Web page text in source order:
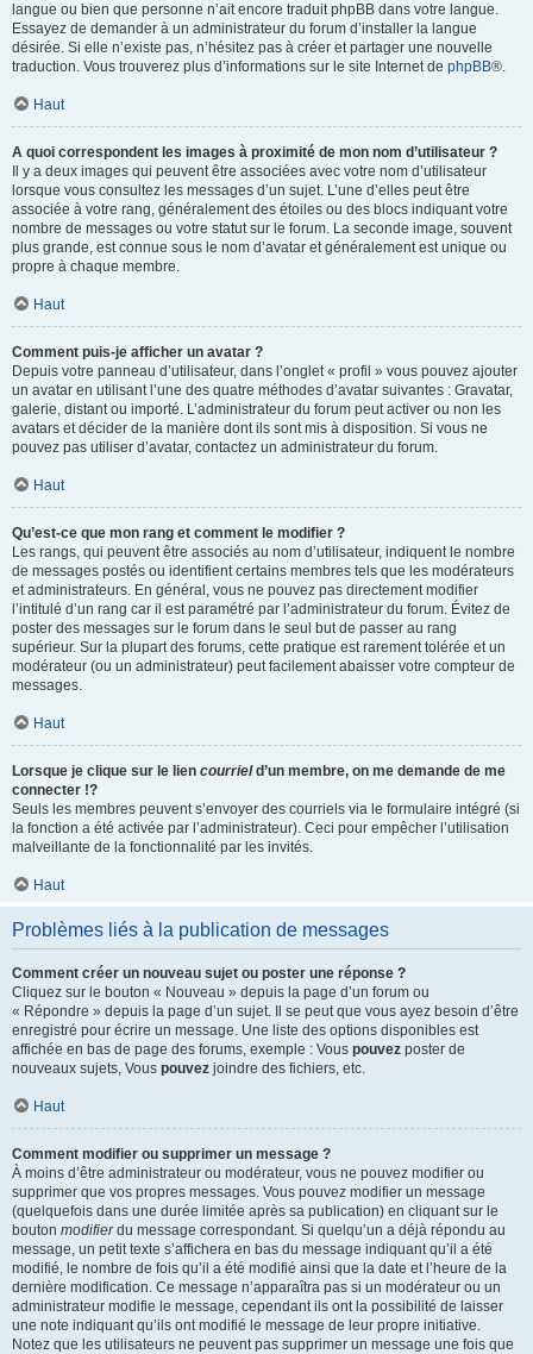
langue ou bien que personne n’ait encore traduit phpBB dans votre langue.
Essayez de demander à un administrateur du forum d’installer la langue
désirée. Si elle n’existe pas, n’hésitez pas à créer et partager une nouvelle
traduction. Vous trouverez plus d’informations sur le site Internet de phpBB®.
Haut
A quoi correspondent les images à proximité de mon nom d’utilisateur ?
Il y a deux images qui peuvent être associées avec votre nom d’utilisateur
lorsque vous consultez les messages d’un sujet. L’une d’elles peut être
associée à votre rang, généralement des étoiles ou des blocs indiquant votre
nombre de messages ou votre statut sur le forum. La seconde image, souvent
plus grande, est connue sous le nom d’avatar et généralement est unique ou
propre à chaque membre.
Haut
Comment puis-je afficher un avatar ?
Depuis votre panneau d’utilisateur, dans l’onglet « profil » vous pouvez ajouter
un avatar en utilisant l’une des quatre méthodes d’avatar suivantes : Gravatar,
galerie, distant ou importé. L’administrateur du forum peut activer ou non les
avatars et décider de la manière dont ils sont mis à disposition. Si vous ne
pouvez pas utiliser d’avatar, contactez un administrateur du forum.
Haut
Qu’est-ce que mon rang et comment le modifier ?
Les rangs, qui peuvent être associés au nom d’utilisateur, indiquent le nombre
de messages postés ou identifient certains membres tels que les modérateurs
et administrateurs. En général, vous ne pouvez pas directement modifier
l’intitulé d’un rang car il est paramétré par l’administrateur du forum. Évitez de
poster des messages sur le forum dans le seul but de passer au rang
supérieur. Sur la plupart des forums, cette pratique est rarement tolérée et un
modérateur (ou un administrateur) peut facilement abaisser votre compteur de
messages.
Haut
Lorsque je clique sur le lien courrield’un membre, on me demande de me
connecter !?
Seuls les membres peuvent s’envoyer des courriels via le formulaire intégré (si
la fonction a été activée par l’administrateur). Ceci pour empêcher l’utilisation
malveillante de la fonctionnalité par les invités.
Haut
Problèmes liés à la publication de messages
Comment créer un nouveau sujet ou poster une réponse ?
Cliquez sur le bouton « Nouveau » depuis la page d’un forum ou
« Répondre » depuis la page d’un sujet. Il se peut que vous ayez besoin d’être
enregistré pour écrire un message. Une liste des options disponibles est
affichée en bas de page des forums, exemple : Vous pouvez poster de
nouveaux sujets, Vous pouvez joindre des fichiers, etc.
Haut
Comment modifier ou supprimer un message ?
À moins d’être administrateur ou modérateur, vous ne pouvez modifier ou
supprimer que vos propres messages. Vous pouvez modifier un message
(quelquefois dans une durée limitée après sa publication) en cliquant sur le
bouton modifierdu message correspondant. Si quelqu’un a déjà répondu au
message, un petit texte s’affichera en bas du message indiquant qu’il a été
modifié, le nombre de fois qu’il a été modifié ainsi que la date et l’heure de la
dernière modification. Ce message n’apparaîtra pas si un modérateur ou un
administrateur modifie le message, cependant ils ont la possibilité de laisser
une note indiquant qu’ils ont modifié le message de leur propre initiative.
Notez que les utilisateurs ne peuvent pas supprimer un message une fois que